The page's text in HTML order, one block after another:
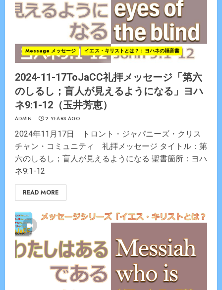
Message メッセージ イエス・キリストとは？：ヨハネの福音書
2024-11-17ToJaCC礼拝メッセージ「第六
のしるし；盲人が見えるようになる」ヨハ
ネ9:1-12（玉井芳恵）
ADMIN 2 YEARS AGO
2024年11月17日 トロント・ジャパニーズ・クリス
チャン・コミュニティ 礼拝メッセージ タイトル：第
六のしるし；盲人が見えるようになる 聖書箇所：ヨハ
ネ9:1-12
READ MORE